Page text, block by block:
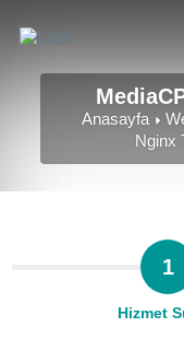
Anasayfa
Nginx
1
Hizmet